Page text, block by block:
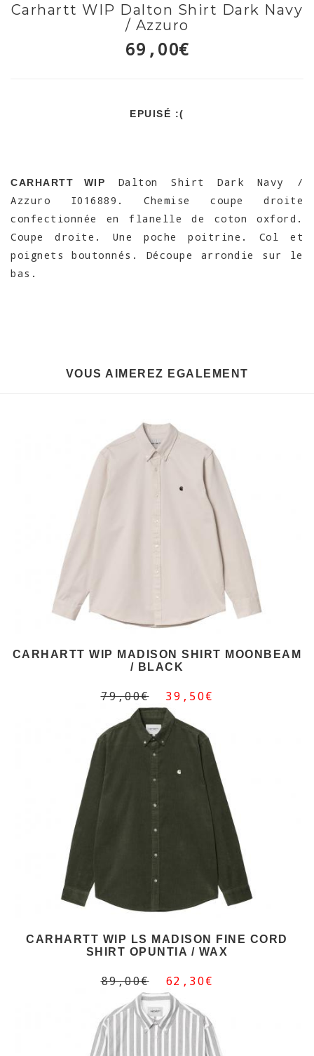
Carhartt WIP Dalton Shirt Dark Navy
/ Azzuro
69,00€
EPUISÉ :(
CARHARTT WIP
Dalton Shirt Dark Navy /
Azzuro I016889. Chemise coupe droite
confectionnée en flanelle de coton oxford.
Coupe droite. Une poche poitrine. Col et
poignets boutonnés. Découpe arrondie sur le
bas.
VOUS AIMEREZ EGALEMENT
CARHARTT WIP MADISON SHIRT MOONBEAM
/ BLACK
79,00€ 39,50€
CARHARTT WIP LS MADISON FINE CORD
SHIRT OPUNTIA / WAX
89,00€ 62,30€